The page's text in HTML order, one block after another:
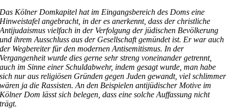
Das Kölner Domkapitel hat im Eingangsbereich des Doms eine
Hinweistafel angebracht, in der es anerkennt, dass der christliche
Antijudaismus vielfach in der Verfolgung der jüdischen Bevölkerung
und ihrem Ausschluss aus der Gesellschaft gemündet ist. Er war auch
der Wegbereiter für den modernen Antisemitismus. In der
Vergangenheit wurde dies gerne sehr streng voneinander getrennt,
auch im Sinne einer Schuldabwehr, indem gesagt wurde, man habe
sich nur aus religiösen Gründen gegen Juden gewandt, viel schlimmer
wären ja die Rassisten. An den Beispielen antijüdischer Motive im
Kölner Dom lässt sich belegen, dass eine solche Auffassung nicht
trägt.